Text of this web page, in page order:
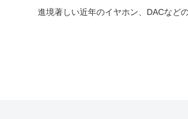
進境著しい近年のイヤホン、DACなど